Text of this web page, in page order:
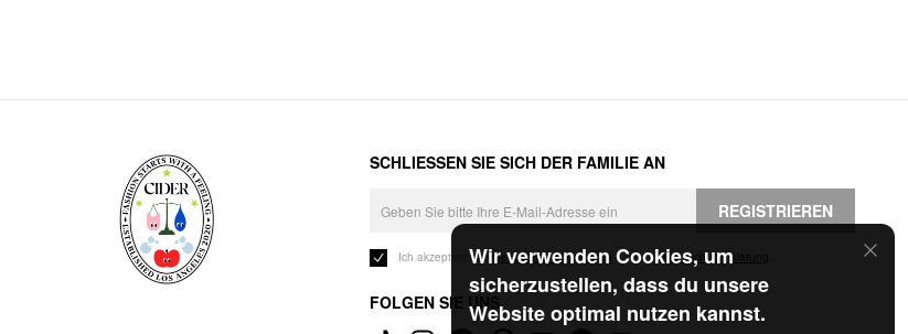
Wir verwenden Cookies, um
sicherzustellen, dass du unsere
Website optimal nutzen kannst.
SCHLIESSEN SIE SICH DER FAMILIE AN
REGISTRIEREN
Ich akzeptiere dieGeschäftsbedingungen und die Datenschutzerklärung
FOLGEN SIE UNS